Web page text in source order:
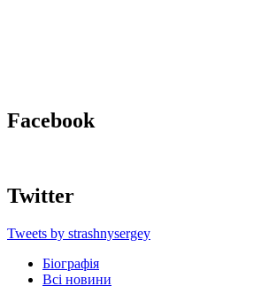
Facebook
Twitter
Tweets by strashnysergey
Біографія
Всі новини